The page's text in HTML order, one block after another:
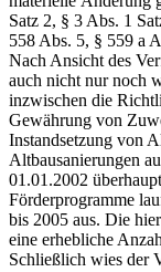
Satz 2, § 3 Abs. 1
558 Abs. 5, § 559 a
Nach Ansicht des
auch nicht nur noch
inzwischen die
Gewährung von
Instandsetzung von
Altbausanierungen
01.01.2002
Förderprogramme
bis 2005 aus. Die
eine erhebliche
Schließlich wies der